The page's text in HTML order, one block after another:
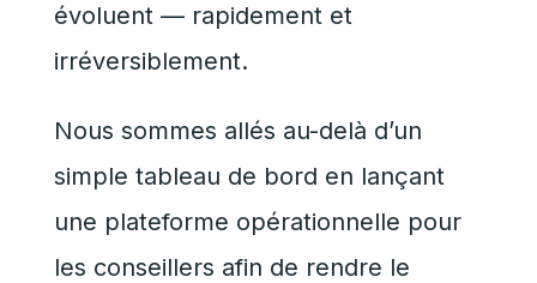
évoluent — rapidement et
irréversiblement.
Nous sommes allés au-delà d’un
simple tableau de bord en lançant
une plateforme opérationnelle pour
les conseillers afin de rendre le